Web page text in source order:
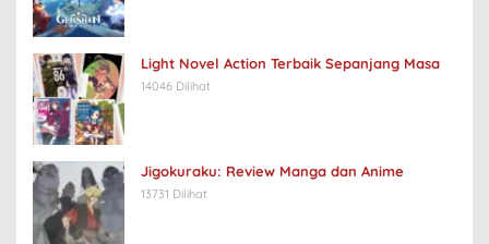
Light Novel Action Terbaik Sepanjang Masa
14046 Dilihat
Jigokuraku: Review Manga dan Anime
13731 Dilihat